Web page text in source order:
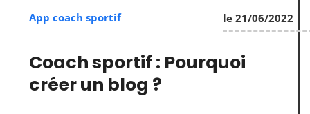
App coach sportif le 21/06/2022
Coach sportif : Pourquoi
créer un blog ?